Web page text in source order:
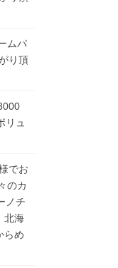
ムパ
り頂
リュ
でお
のカ
ノチ
北海
らめ